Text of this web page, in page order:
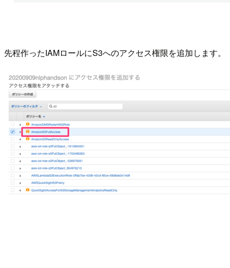
先程作ったIAMロールにS3へのアクセス権限を追加します。